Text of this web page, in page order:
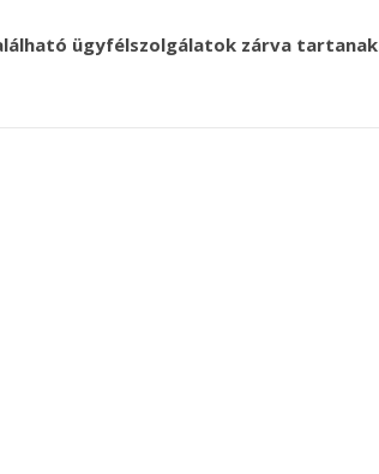
ügyfélszolgálatok zárva